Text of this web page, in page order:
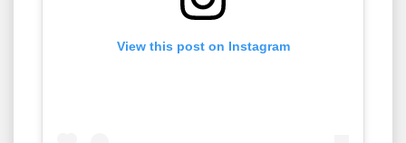
View this post on Instagram